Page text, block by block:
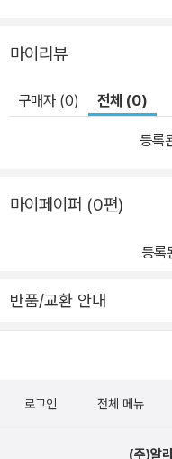
는지 떠올려본다. 한 아이를
준 누군가가 있었기에 가능
다. 아이는 자라 그저 ‘내’
으켜주기 위해 온 것이다. 이
은 용기가 필요한 일이다.
경험해 본 사람은 넘어진 누
고 넘어지더라도 다시 일어
힘을 내고 용기를 내는 일
마이리뷰
구매자 (0) 전체 (0)
등록
마이페이퍼 (0편)
등록
반품/교환 안내
로그인 전체 메뉴
(주)알